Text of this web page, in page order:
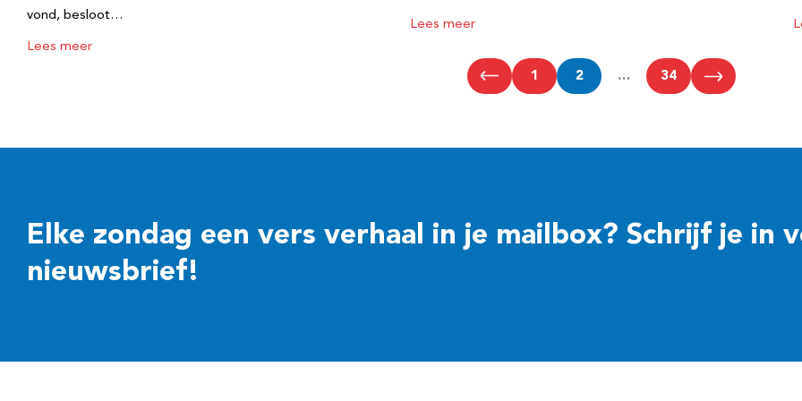
vond, besloot…
Lees meer
Lees meer
1 2 … 34
Elke zondag een vers verhaal in je mailbox? Schrijf je in
nieuwsbrief!